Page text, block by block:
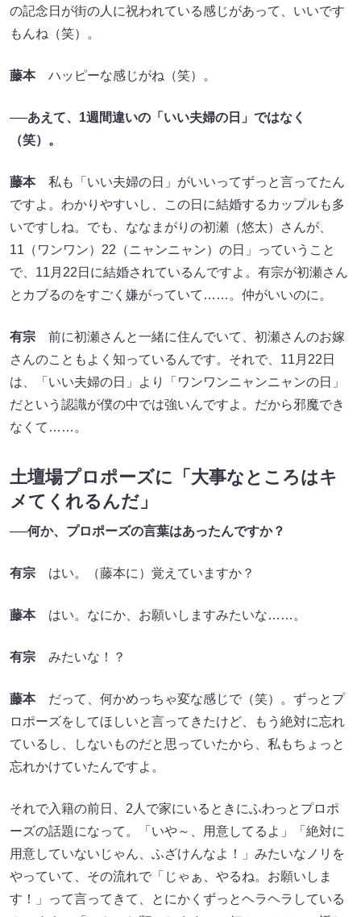
の記念日が街の人に祝われている感じがあって、いいです
もんね（笑）。
藤本ハッピーな感じがね（笑）。
──あえて、1週間違いの「いい夫婦の日」ではなく
（笑）。
藤本私も「いい夫婦の日」がいいってずっと言ってたん
ですよ。わかりやすいし、この日に結婚するカップルも多
いですしね。でも、ななまがりの初瀬（悠太）さんが、
11（ワンワン）22（ニャンニャン）の日」っていうこと
で、11月22日に結婚されているんですよ。有宗が初瀬さん
とカブるのをすごく嫌がっていて……。仲がいいのに。
有宗 前に初瀬さんと一緒に住んでいて、初瀬さんのお嫁
さんのこともよく知っているんです。それで、11月22日
は、「いい夫婦の日」より「ワンワンニャンニャンの日」
だという認識が僕の中では強いんですよ。だから邪魔でき
なくて……。
土壇場プロポーズに「大事なところはキ
メてくれるんだ」
──何か、プロポーズの言葉はあったんですか？
有宗 はい。（藤本に）覚えていますか？
藤本はい。なにか、お願いしますみたいな……。
有宗 みたいな！？
藤本だって、何かめっちゃ変な感じで（笑）。ずっとプ
ロポーズをしてほしいと言ってきたけど、もう絶対に忘れ
ているし、しないものだと思っていたから、私もちょっと
忘れかけていたんですよ。
それで入籍の前日、2人で家にいるときにふわっとプロポ
ーズの話題になって。「いや～、用意してるよ」「絶対に
用意していないじゃん、ふざけんなよ！」みたいなノリを
やっていて、その流れで「じゃぁ、やるね。お願いしま
す！」って言ってきて、とにかくずっとヘラヘラしている